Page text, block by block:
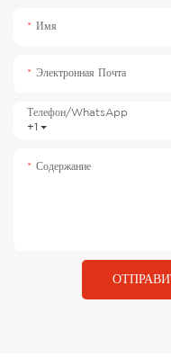
Имя
Электронная Почта
+1
Телефон/WhatsApp
Содержание